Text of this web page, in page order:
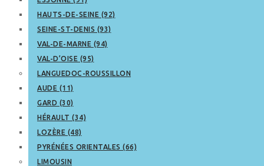
HAUTS-DE-SEINE (92)
SEINE-ST-DENIS (93)
VAL-DE-MARNE (94)
VAL-D’OISE (95)
LANGUEDOC-ROUSSILLON
AUDE (11)
GARD (30)
HÉRAULT (34)
LOZÈRE (48)
PYRÉNÉES ORIENTALES (66)
LIMOUSIN